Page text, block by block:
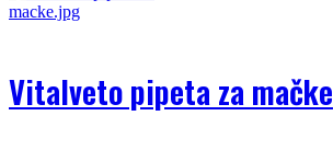
Vitalveto pipeta za mačke